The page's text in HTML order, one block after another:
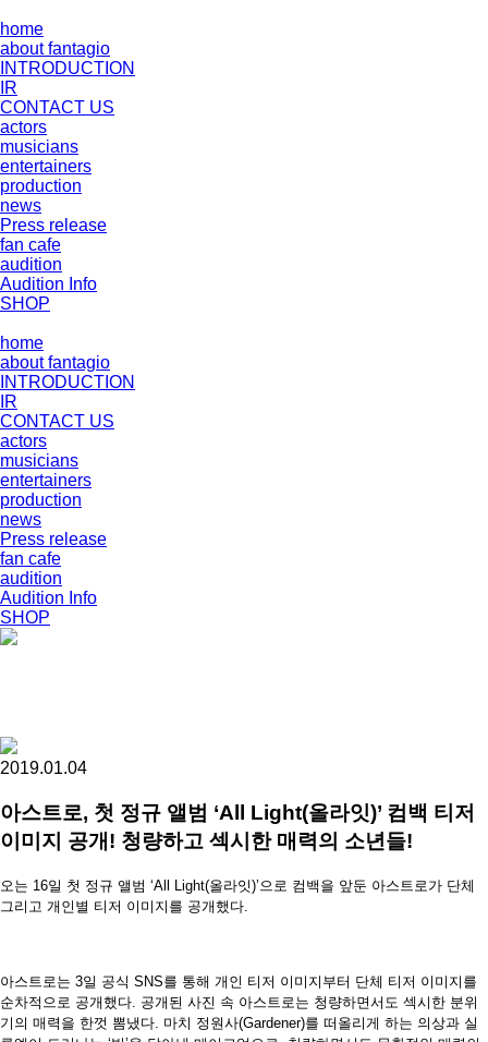
home
about fantagio
INTRODUCTION
IR
CONTACT US
actors
musicians
entertainers
production
news
Press release
fan cafe
audition
Audition Info
SHOP
home
about fantagio
INTRODUCTION
IR
CONTACT US
actors
musicians
entertainers
production
news
Press release
fan cafe
audition
Audition Info
SHOP
2019.01.04
아스트로, 첫 정규 앨범 ‘All Light(올라잇)’ 컴백 티저
이미지 공개! 청량하고 섹시한 매력의 소년들!
오는 16일 첫 정규 앨범 ‘All Light(올라잇)’으로 컴백을 앞둔 아스트로가 단체
그리고 개인별 티저 이미지를 공개했다.
아스트로는 3일 공식 SNS를 통해 개인 티저 이미지부터 단체 티저 이미지를
순차적으로 공개했다. 공개된 사진 속 아스트로는 청량하면서도 섹시한 분위
기의 매력을 한껏 뽐냈다. 마치 정원사(Gardener)를 떠올리게 하는 의상과 실